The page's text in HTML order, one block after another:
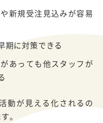
新規受注見込みが容易
期に対策できる
あっても他スタッフが
動が見える化されるの
。